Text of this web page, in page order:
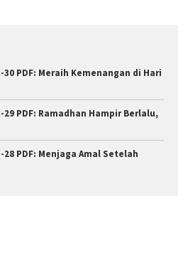
PDF: Meraih Kemenangan di Hari
PDF: Ramadhan Hampir Berlalu,
PDF: Menjaga Amal Setelah